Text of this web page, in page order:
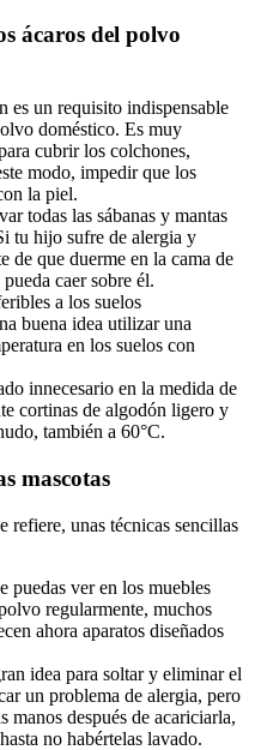
ácaros del polvo
es un requisito indispensable
doméstico. Es muy
cubrir los colchones,
modo, impedir que los
la piel.
todas las sábanas y mantas
tu hijo sufre de alergia y
de que duerme en la cama de
caer sobre él.
a los suelos
buena idea utilizar una
en los suelos con
innecesario en la medida de
cortinas de algodón ligero y
también a 60°C.
mascotas
refiere, unas técnicas sencillas
puedas ver en los muebles
regularmente, muchos
ahora aparatos diseñados
idea para soltar y eliminar el
un problema de alergia, pero
manos después de acariciarla,
no habértelas lavado.